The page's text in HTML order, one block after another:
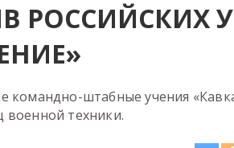
РОССИЙСКИХ
командно-штабные учения
военной техники.